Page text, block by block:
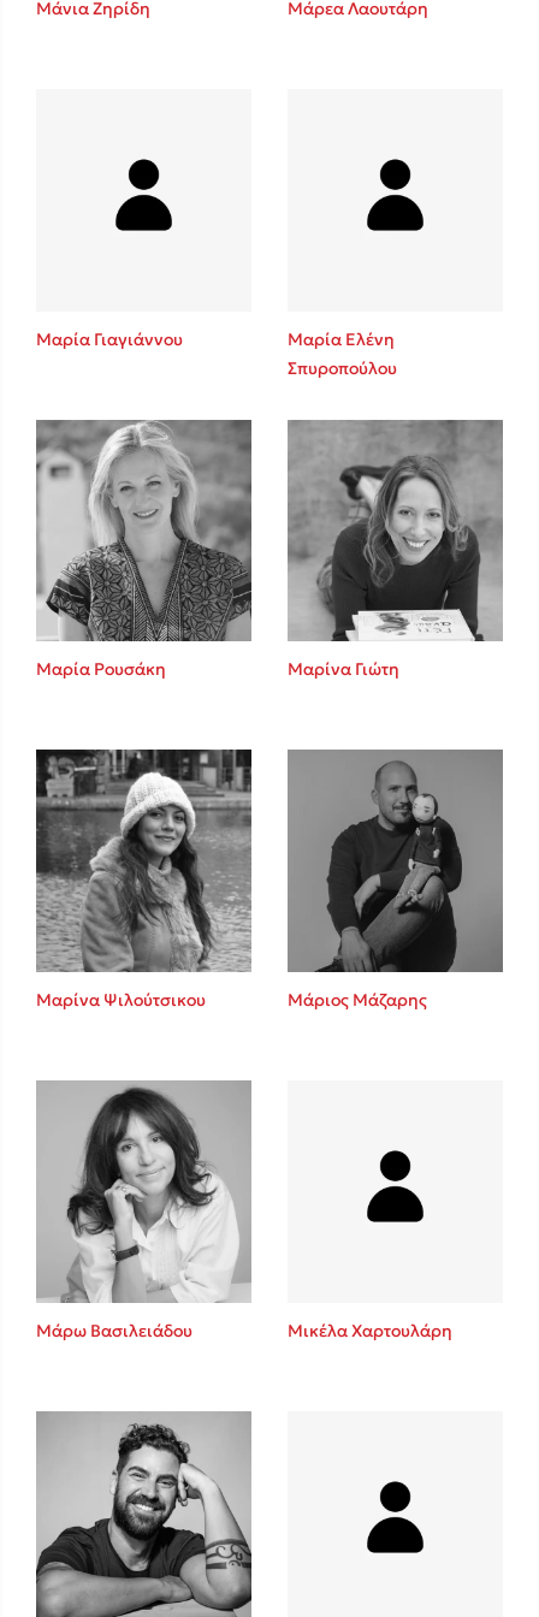
Playlist
Στέφανος Ξενάκης
Το λεξικό της ζωής σου
Κώστας Κρομμύδας
Το λιμάνι μου είσαι εσύ
Ιωάννης Γλωσσόπουλος
Ένας γίγαντας στο σχολείο
Πάνω, κάτω, μπροστά, πίσω
Mel Robbins
Η μέθοδος Αφήστε τους
Δημοφιλείς Συγγραφείς
Φυστίκι ΠουΚυλάει
Παύλος Καστανάς
Μάνια Ζηρίδη Μάρεα Λαουτάρη
Μαρία Γιαγιάννου
Μαρία Ελένη
Σπυροπούλου
Μαρία Ρουσάκη Μαρίνα Γιώτη
Μαρίνα Ψιλούτσικου Μάριος Μάζαρης
Μάρω Βασιλειάδου Μικέλα Χαρτουλάρη